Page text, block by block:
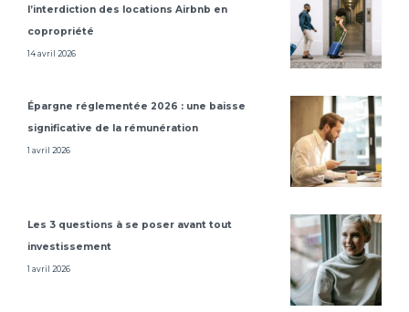
l’interdiction des locations Airbnb en
copropriété
14 avril 2026
Épargne réglementée 2026 : une baisse
significative de la rémunération
1 avril 2026
Les 3 questions à se poser avant tout
investissement
1 avril 2026